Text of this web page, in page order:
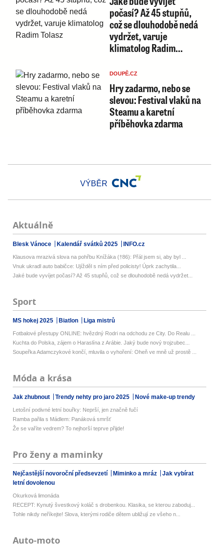
počasí? Až 45 stupňů,
což se dlouhodobě nedá
vydržet, varuje
klimatolog Radim…
DOUPĚ.CZ
Hry zadarmo, nebo se
slevou: Festival vlaků na
Steamu a karetní
příběhovka zdarma
VÝBĚR
Aktuálně
Blesk Vánoce Kalendář svátků 2025 INFO.cz
Klausova mrazivá slova na pohřbu Knížáka (†86): Přál jsem si, aby byl ...
Vnuk ukradl auto babičce: Ujížděl s ním před policisty! Úprk zachytila...
Jaké bude vyvíjet počasí? Až 45 stupňů, což se dlouhodobě nedá vydržet...
Sport
MS hokej 2025 Biatlon Liga mistrů
Fotbalové přestupy ONLINE: hvězdný Rodri na odchodu ze City. Do Realu ...
Kuchta do Polska, zájem o Haraslína z Arábie. Jaký bude nový trojzubec...
Soupeřka Adamczykové končí, mluvila o vyhoření: Oheň ve mně už prostě ...
Móda a krása
Jak zhubnout Trendy nehty pro jaro 2025 Nové make-up trendy
Letošní podivné letní bouřky: Neprší, jen značně fučí
Ramba pařila s Mádlem: Panáková smršť
Že se vaříte vedrem? To nejhorší teprve přijde!
Pro ženy a maminky
Nejčastější novoroční předsevzetí Miminko a mráz
Jak vybírat
letní dovolenou
Okurková limonáda
RECEPT: Kynutý švestkový koláč s drobenkou. Klasika, se kterou zaboduj...
Tohle nikdy neříkejte! Slova, kterými rodiče dětem ubližují ze všeho n...
Auto-moto